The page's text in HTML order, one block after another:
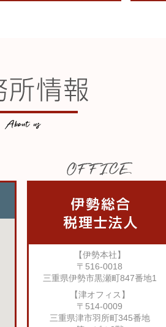
【伊勢本社】
〒516-0018
三重県伊勢市黒瀬町847番地1
【津オフィス】
〒514-0009
三重県津市羽所町345番地